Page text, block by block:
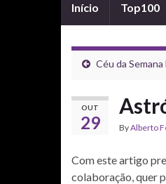
Início Top100
Céu da
OUT
29 ByAlberto
Com este artigo
colaboração, quer